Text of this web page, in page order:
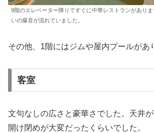
9階のエレベーター降りてすぐに中華レストランがあり
いの爆音が流れていました。
その他、1階にはジムや屋内プールがあ
客室
文句なしの広さと豪華さでした。天井
開け閉めが大変だったくらいでした。